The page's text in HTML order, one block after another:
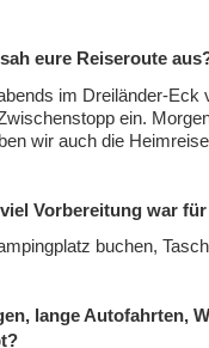
eure Reiseroute
im Dreiländer-
ein.
wir auch die
Vorbereitung war
buchen,
lange Autofahrten,